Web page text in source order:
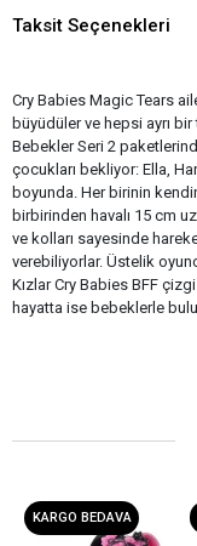
Taksit Seçenekleri
Cry Babies Magic Tears
büyüdüler ve hepsi ayrı
Bebekler Seri 2
çocukları bekliyor: Ella,
boyunda. Her birinin
birbirinden havalı 15 cm
ve kolları sayesinde
verebiliyorlar. Üstelik
Kızlar Cry Babies BFF
hayatta ise bebeklerle
KARGO BEDAVA